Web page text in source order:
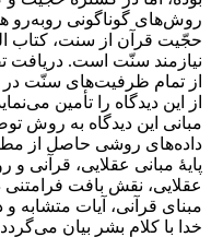
روش‌های گوناگونی روبه‌رو
حجّیت قرآن از سنت، کتاب
نیازمند سنّت است. دریافت
از تمام ظرفیت‌های سنّت
از این دیدگاه را تأمین
مبانی این دیدگاه به روش
داده‌های روشی حاصل از
پایۀ مبانی عقلایی، قرآنی
عقلایی، نقش بافت
مبنای قرآنی، آیات متشابه
خدا با کلام بشر بیان